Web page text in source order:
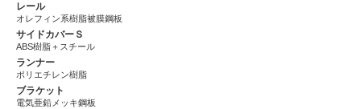
レール
オレフィン系樹脂被膜鋼板
サイドカバーＳ
ABS樹脂＋スチール
ランナー
ポリエチレン樹脂
ブラケット
電気亜鉛メッキ鋼板